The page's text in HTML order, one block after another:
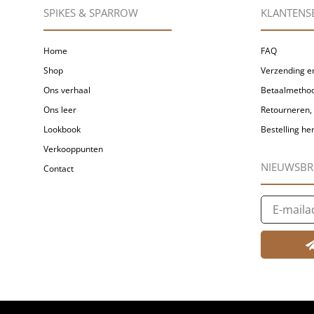
SPIKES & SPARROW
Home
Shop
Ons verhaal
Ons leer
Lookbook
Verkooppunten
Contact
FAQ
Verzending
Bestelling
E-
mailadres